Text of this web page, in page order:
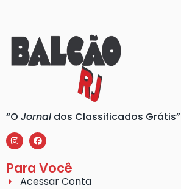
“O Jornaldos Classificados Grátis”
Para Você
Acessar Conta